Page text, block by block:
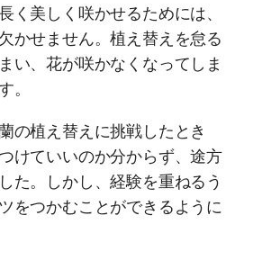
く美しく咲かせるためには、
かせません。植え替えを怠る
い、花が咲かなくなってしま
。
の植え替えに挑戦したとき
けていいのか分からず、途方
た。しかし、経験を重ねるう
をつかむことができるように